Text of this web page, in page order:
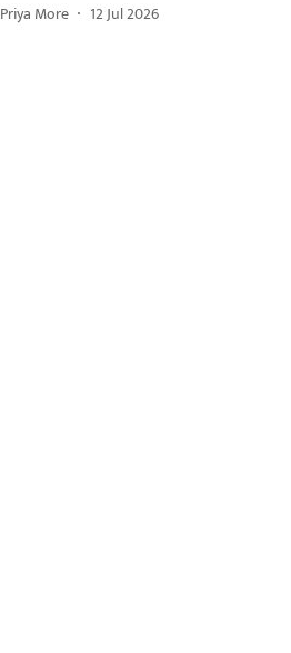
Priya More 12 Jul 2026